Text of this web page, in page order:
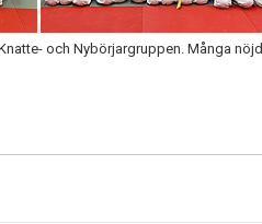
och Nybörjargruppen. Många